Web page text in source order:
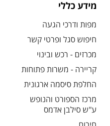
מידע כללי
מפות ודרכי הגעה
חיפוש סגל ופרטי קשר
מכרזים - רכש ובינוי
קריירה - משרות פתוחות
החלפת סיסמה ארגונית
מרכז הספורט והנופש
ע"ש סילבן אדמס